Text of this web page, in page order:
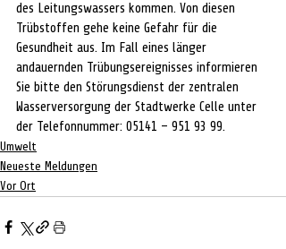
des Leitungswassers kommen. Von diesen
Trübstoffen gehe keine Gefahr für die
Gesundheit aus. Im Fall eines länger
andauernden Trübungsereignisses informieren
Sie bitte den Störungsdienst der zentralen
Wasserversorgung der Stadtwerke Celle unter
der Telefonnummer: 05141 – 951 93 99.
Umwelt
Neueste Meldungen
Vor Ort